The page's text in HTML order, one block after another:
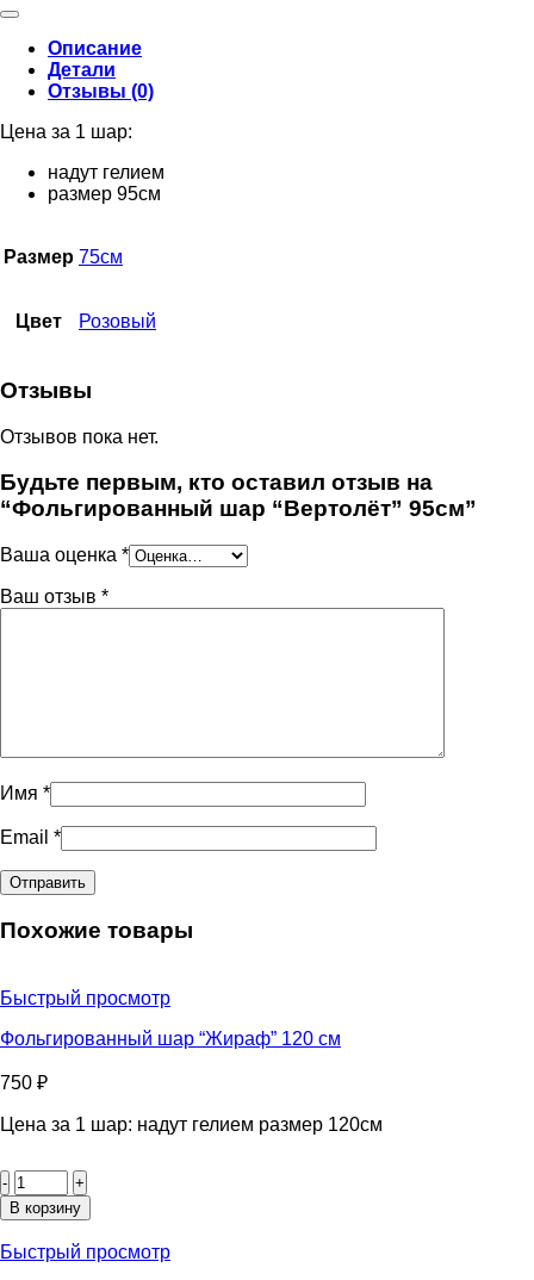
Описание
Детали
Отзывы (0)
Цена за 1 шар:
надут гелием
размер 95см
Размер 75см
Цвет Розовый
Отзывы
Отзывов пока нет.
Будьте первым, кто оставил отзыв на
“Фольгированный шар “Вертолёт” 95см”
Ваша оценка *
Ваш отзыв *
Имя *
Email *
Похожие товары
Быстрый просмотр
Фольгированный шар “Жираф” 120 см
750 ₽
Цена за 1 шар: надут гелием размер 120см
товара
Фольгированный
"Жираф"
В корзину
Быстрый просмотр